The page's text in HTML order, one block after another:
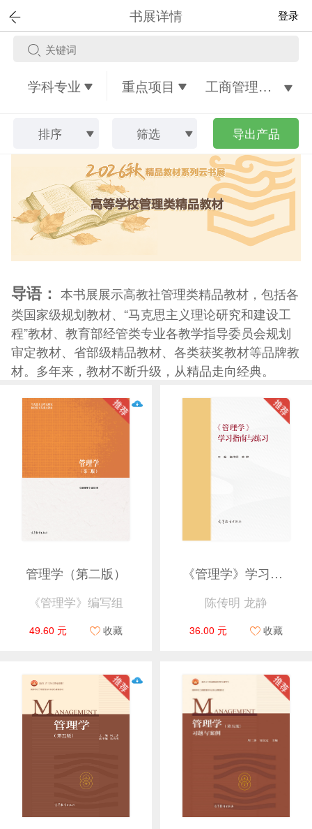
书展详情 登录
学科专业 重点项目 工商管理类核心课程图书
排序 筛选 导出产品
导语： 本书展展示高教社管理类精品教材，包括各
类国家级规划教材、“马克思主义理论研究和建设工
程”教材、教育部经管类专业各教学指导委员会规划
审定教材、省部级精品教材、各类获奖教材等品牌教
材。多年来，教材不断升级，从精品走向经典。
管理学（第二版）
《管理学》编写组
49.60 元 收藏
《管理学》学习指南与练习（新封面）
陈传明 龙静
36.00 元 收藏